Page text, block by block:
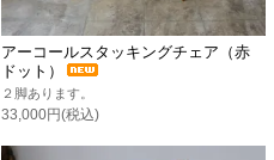
アーコールスタッキングチェア（赤
ドット）
２脚あります。
33,000円(税込)